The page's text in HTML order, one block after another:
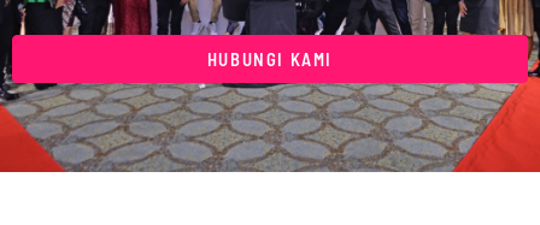
HUBUNGI KAMI